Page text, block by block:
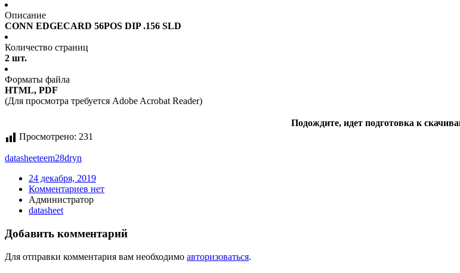
Описание
CONN EDGECARD 56POS DIP .156 SLD
Количество страниц
2 шт.
Форматы файла
HTML, PDF
(Для просмотра требуется Adobe Acrobat Reader)
Подождите, идет подготовка к
Просмотрено: 231
datasheeteem28dryn
24 декабря, 2019
Комментариев нет
Администратор
datasheet
Добавить комментарий
Для отправки комментария вам необходимо авторизоваться.